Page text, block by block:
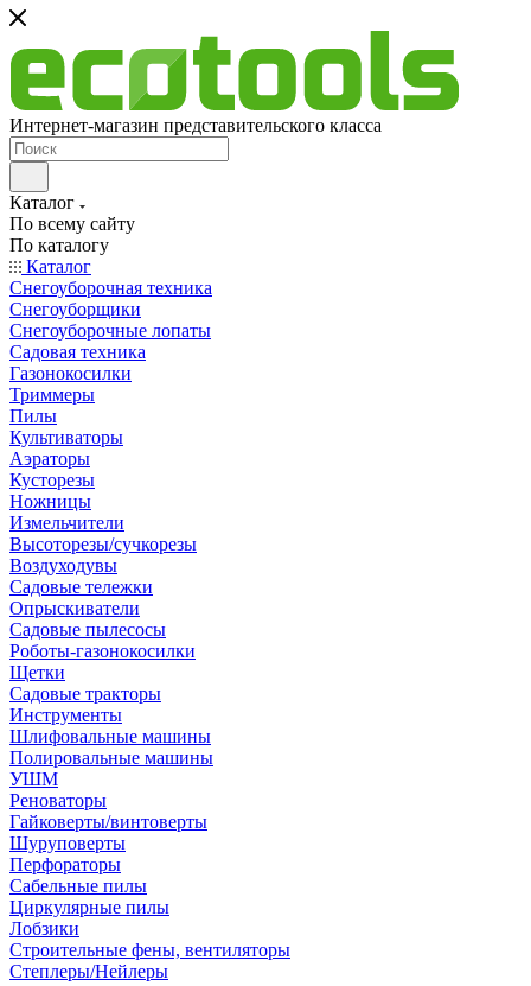
Интернет-магазин представительского класса
Каталог
По всему сайту
По каталогу
Каталог
Снегоуборочная техника
Снегоуборщики
Снегоуборочные лопаты
Садовая техника
Газонокосилки
Триммеры
Пилы
Культиваторы
Аэраторы
Кусторезы
Ножницы
Измельчители
Высоторезы/сучкорезы
Воздуходувы
Садовые тележки
Опрыскиватели
Садовые пылесосы
Роботы-газонокосилки
Щетки
Садовые тракторы
Инструменты
Шлифовальные машины
Полировальные машины
УШМ
Реноваторы
Гайковерты/винтоверты
Шуруповерты
Перфораторы
Сабельные пилы
Циркулярные пилы
Лобзики
Строительные фены, вентиляторы
Степлеры/Нейлеры